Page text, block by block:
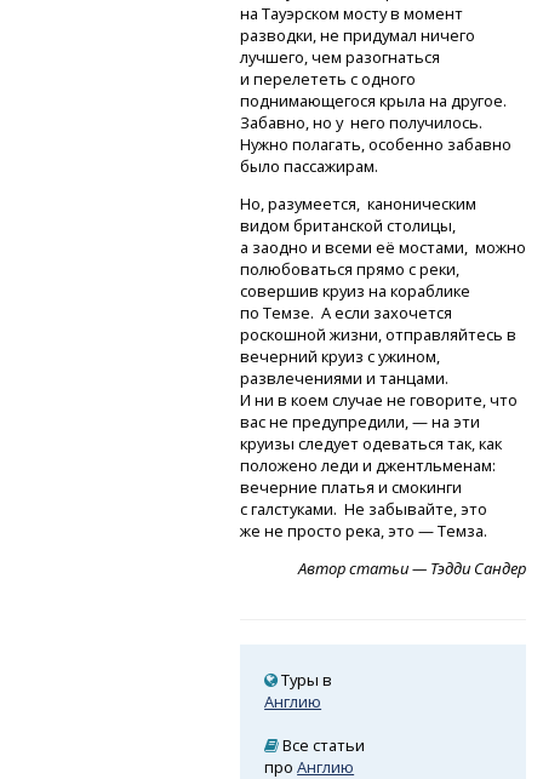
на Тауэрском мосту в момент
разводки, не придумал ничего
лучшего, чем разогнаться
и перелететь с одного
поднимающегося крыла на другое.
Забавно, но у него получилось.
Нужно полагать, особенно забавно
было пассажирам.
Но, разумеется, каноническим
видом британской столицы,
а заодно и всеми её мостами, можно
полюбоваться прямо с реки,
совершив круиз на кораблике
по Темзе. А если захочется
роскошной жизни, отправляйтесь в
вечерний круиз с ужином,
развлечениями и танцами.
И ни в коем случае не говорите, что
вас не предупредили, — на эти
круизы следует одеваться так, как
положено леди и джентльменам:
вечерние платья и смокинги
с галстуками. Не забывайте, это
же не просто река, это — Темза.
Автор статьи — Тэдди Сандер
Туры в
Англию
Все статьи
проАнглию